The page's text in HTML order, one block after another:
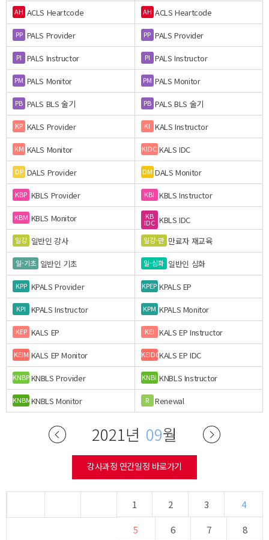
AH ACLS Heartcode AH ACLS Heartcode
PP PALS Provider PP PALS Provider
PI PALS Instructor PI PALS Instructor
PM PALS Monitor PM PALS Monitor
PB PALS BLS 술기 PB PALS BLS 술기
KP KALS Provider KI KALS Instructor
KM KALS Monitor KIDC KALS IDC
DP DALS Provider DM DALS Monitor
KBP KBLS Provider KBI KBLS Instructor
KBM KBLS Monitor KB
IDC KBLS IDC
일강 일반인 강사 일강-만 만료자 재교육
일-기초 일반인 기초 일-심화 일반인 심화
KPP KPALS Provider KPEP KPALS EP
KPI KPALS Instructor KPM KPALS Monitor
KEP KALS EP KEI KALS EP Instructor
KEIM KALS EP Monitor KEIDCKALS EP IDC
KNBPKNBLS Provider KNBI KNBLS Instructor
KNBMKNBLS Monitor R Renewal
2021년 09월
강사과정 연간일정 바로가기
1 2 3
4
5
6 7
8